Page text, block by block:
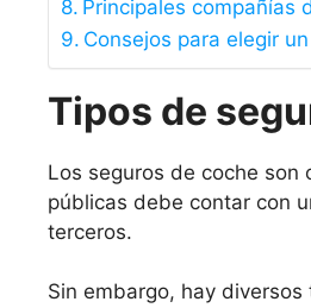
Principales compañías
Consejos para elegir
Tipos de
Los seguros de coche son
públicas debe contar con
terceros.
Sin embargo, hay